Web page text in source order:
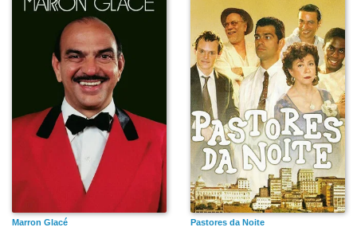
Marron Glacé Pastores da Noite